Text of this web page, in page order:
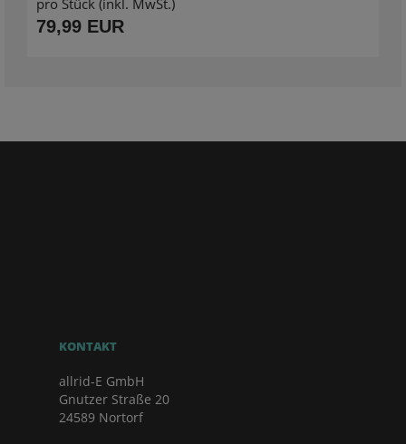
pro Stück (inkl. MwSt.)
79,99 EUR
KONTAKT
allrid-E GmbH
Gnutzer Straße 20
24589 Nortorf